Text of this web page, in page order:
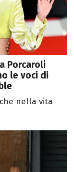
Porcaroli
le voci di
nella vita